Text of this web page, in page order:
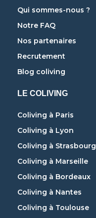
Qui sommes-nous ?
Notre FAQ
Nos partenaires
Recrutement
Blog coliving
LE COLIVING
Coliving à Paris
Coliving à Lyon
Coliving à Strasbourg
Coliving à Marseille
Coliving à Bordeaux
Coliving à Nantes
Coliving à Toulouse